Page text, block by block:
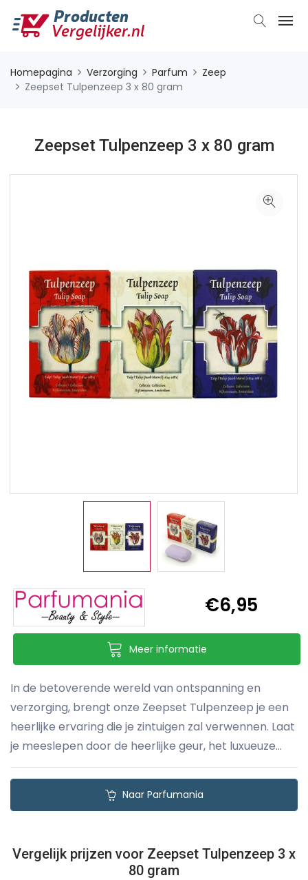
Homepagina Verzorging Parfum
Zeep
Zeepset Tulpenzeep 3 x 80 gram
Zeepset Tulpenzeep 3 x 80 gram
€6,95
Meer informatie
In de betoverende wereld van ontspanning en
verzorging, brengt onze Zeepset Tulpenzeep je een
heerlijke ervaring die je zintuigen zal verwennen. Laat
je meeslepen door de heerlijke geur, het luxueuze...
Naar Parfumania
Vergelijk prijzen voor Zeepset Tulpenzeep 3 x
80 gram